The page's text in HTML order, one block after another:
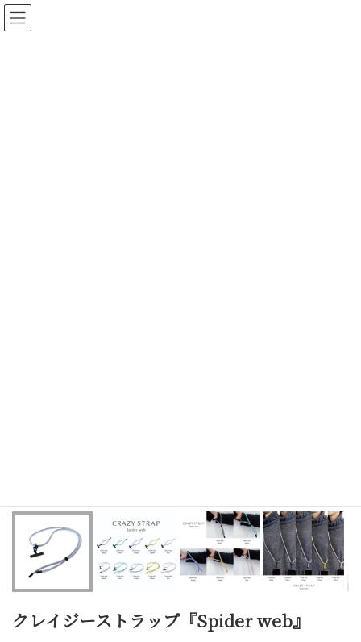
コ
ン
ナ
ビ
クレイジーストラップ『Spider web』